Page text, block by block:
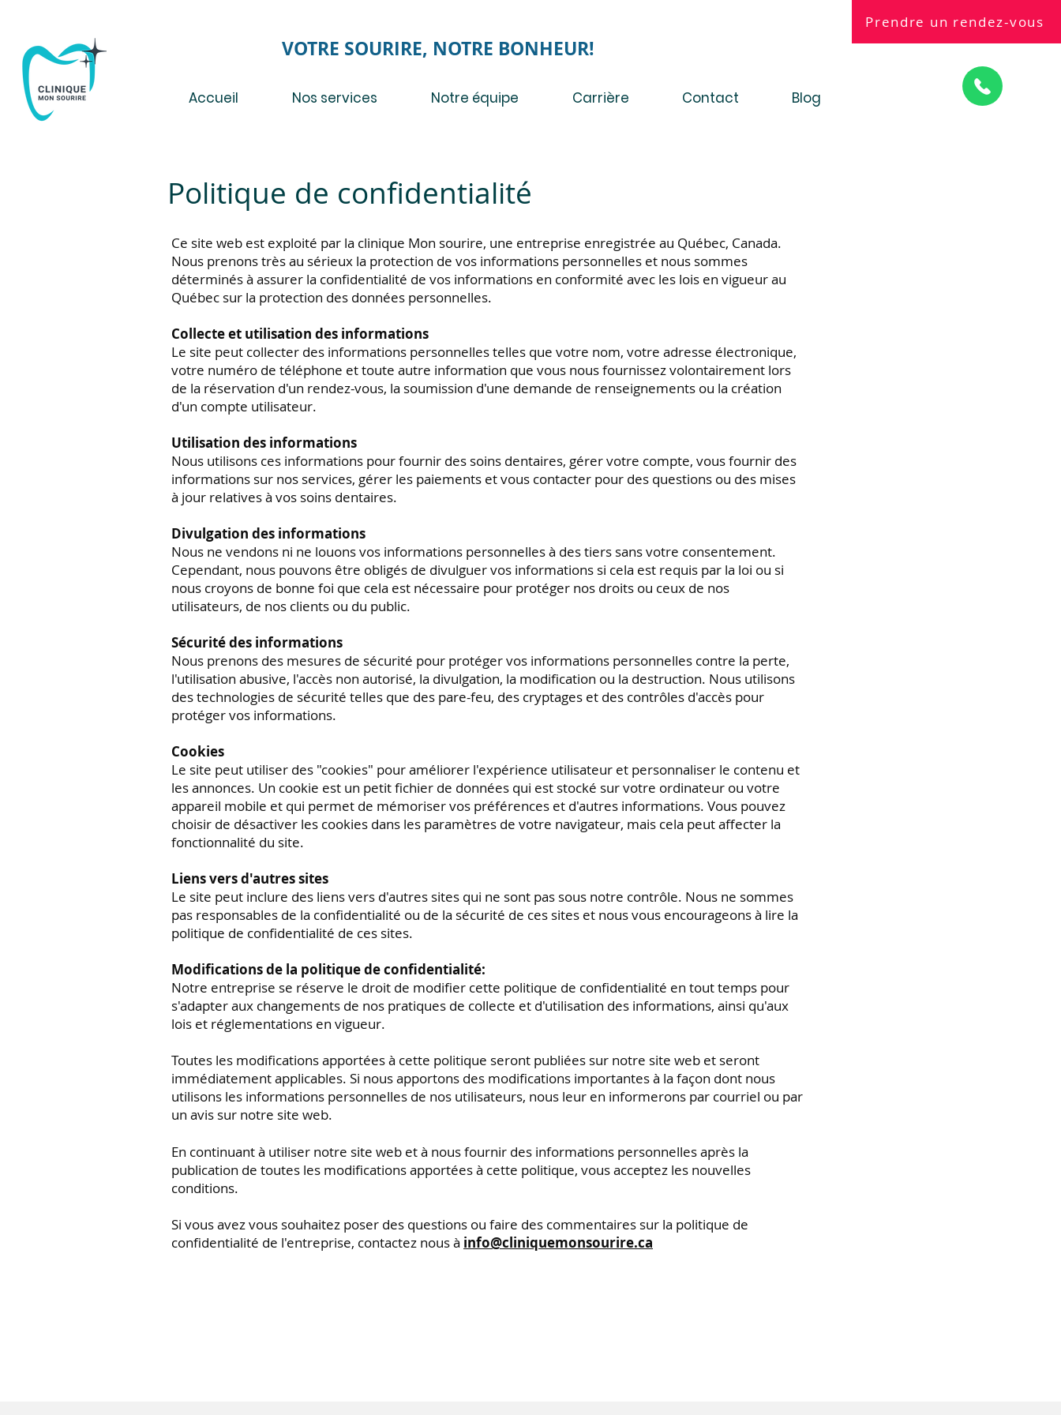
Prendre un rendez-vous
VOTRE SOURIRE, NOTRE BONHEUR!
Accueil Nos services Notre équipe Carrière Contact Blog
Politique de confidentialité
Ce site web est exploité par la clinique Mon sourire, une entreprise enregistrée au Québec, Canada.
Nous prenons très au sérieux la protection de vos informations personnelles et nous sommes
déterminés à assurer la confidentialité de vos informations en conformité avec les lois en vigueur au
Québec sur la protection des données personnelles.
Collecte et utilisation des informations
Le site peut collecter des informations personnelles telles que votre nom, votre adresse électronique,
votre numéro de téléphone et toute autre information que vous nous fournissez volontairement lors
de la réservation d'un rendez-vous, la soumission d'une demande de renseignements ou la création
d'un compte utilisateur.
Utilisation des informations
Nous utilisons ces informations pour fournir des soins dentaires, gérer votre compte, vous fournir des
informations sur nos services, gérer les paiements et vous contacter pour des questions ou des mises
à jour relatives à vos soins dentaires.
Divulgation des informations
Nous ne vendons ni ne louons vos informations personnelles à des tiers sans votre consentement.
Cependant, nous pouvons être obligés de divulguer vos informations si cela est requis par la loi ou si
nous croyons de bonne foi que cela est nécessaire pour protéger nos droits ou ceux de nos
utilisateurs, de nos clients ou du public.
Sécurité des informations
Nous prenons des mesures de sécurité pour protéger vos informations personnelles contre la perte,
l'utilisation abusive, l'accès non autorisé, la divulgation, la modification ou la destruction. Nous utilisons
des technologies de sécurité telles que des pare-feu, des cryptages et des contrôles d'accès pour
protéger vos informations.
Cookies
Le site peut utiliser des "cookies" pour améliorer l'expérience utilisateur et personnaliser le contenu et
les annonces. Un cookie est un petit fichier de données qui est stocké sur votre ordinateur ou votre
appareil mobile et qui permet de mémoriser vos préférences et d'autres informations. Vous pouvez
choisir de désactiver les cookies dans les paramètres de votre navigateur, mais cela peut affecter la
fonctionnalité du site.
Liens vers d'autres sites
Le site peut inclure des liens vers d'autres sites qui ne sont pas sous notre contrôle. Nous ne sommes
pas responsables de la confidentialité ou de la sécurité de ces sites et nous vous encourageons à lire la
politique de confidentialité de ces sites.
Modifications de la politique de confidentialité:
Notre entreprise se réserve le droit de modifier cette politique de confidentialité en tout temps pour
s'adapter aux changements de nos pratiques de collecte et d'utilisation des informations, ainsi qu'aux
lois et réglementations en vigueur.
Toutes les modifications apportées à cette politique seront publiées sur notre site web et seront
immédiatement applicables. Si nous apportons des modifications importantes à la façon dont nous
utilisons les informations personnelles de nos utilisateurs, nous leur en informerons par courriel ou par
un avis sur notre site web.
En continuant à utiliser notre site web et à nous fournir des informations personnelles après la
publication de toutes les modifications apportées à cette politique, vous acceptez les nouvelles
conditions.
Si vous avez vous souhaitez poser des questions ou faire des commentaires sur la politique de
confidentialité de l'entreprise, contactez nous à info@cliniquemonsourire.ca